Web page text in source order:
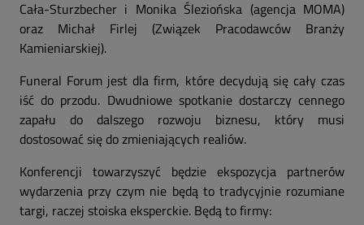
Cała-Sturzbecher i Monika Śleziońska (agencja MOMA)
oraz Michał Firlej (Związek Pracodawców Branży
Kamieniarskiej).
Funeral Forum jest dla firm, które decydują się cały czas
iść do przodu. Dwudniowe spotkanie dostarczy cennego
zapału do dalszego rozwoju biznesu, który musi
dostosować się do zmieniających realiów.
Konferencji towarzyszyć będzie ekspozycja partnerów
wydarzenia przy czym nie będą to tradycyjnie rozumiane
targi, raczej stoiska eksperckie. Będą to firmy: